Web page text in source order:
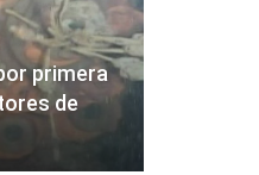
primera
de